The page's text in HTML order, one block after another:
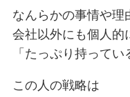
なんらかの事情や理
会社以外にも個人的
「たっぷり持ってい
この人の戦略は